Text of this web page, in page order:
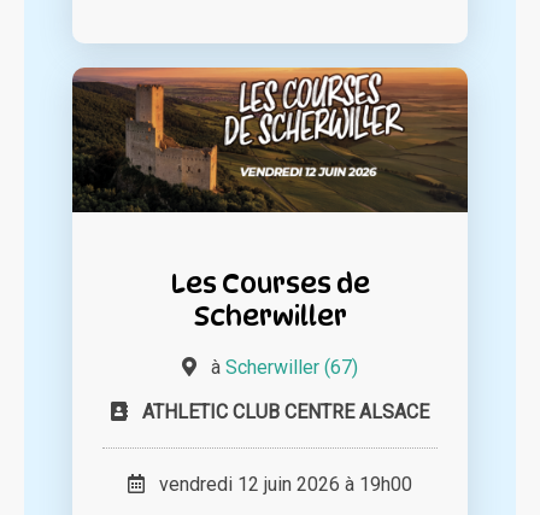
Les Courses de
Scherwiller
à Scherwiller (67)
ATHLETIC CLUB CENTRE ALSACE
vendredi 12 juin 2026 à 19h00